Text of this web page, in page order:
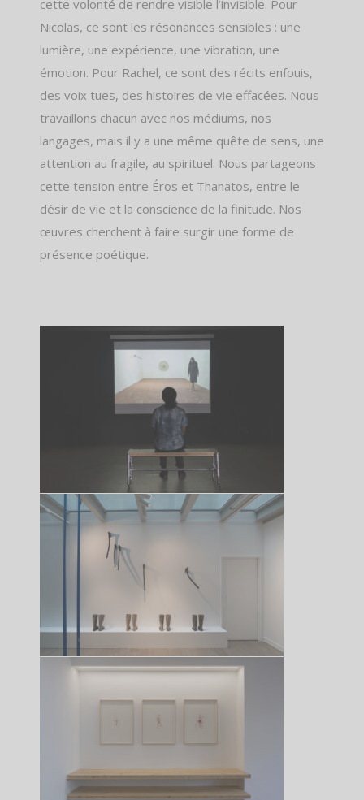
cette volonté de rendre visible l’invisible. Pour
Nicolas, ce sont les résonances sensibles : une
lumière, une expérience, une vibration, une
émotion. Pour Rachel, ce sont des récits enfouis,
des voix tues, des histoires de vie effacées. Nous
travaillons chacun avec nos médiums, nos
langages, mais il y a une même quête de sens, une
attention au fragile, au spirituel. Nous partageons
cette tension entre Éros et Thanatos, entre le
désir de vie et la conscience de la finitude. Nos
œuvres cherchent à faire surgir une forme de
présence poétique.